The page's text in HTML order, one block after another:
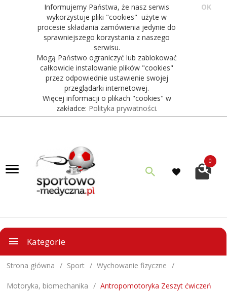
Informujemy Państwa, że nasz serwis
wykorzystuje pliki "cookies" użyte w
procesie składania zamówienia jedynie do
sprawniejszego korzystania z naszego
serwisu.
Mogą Państwo ograniczyć lub zablokować
całkowicie instalowanie plików "cookies"
przez odpowiednie ustawienie swojej
przeglądarki internetowej.
Więcej informacji o plikach "cookies" w
zakładce: Polityka prywatności.
OK
0
Kategorie
Strona główna Sport Wychowanie fizyczne
Motoryka, biomechanika Antropomotoryka Zeszyt ćwiczeń